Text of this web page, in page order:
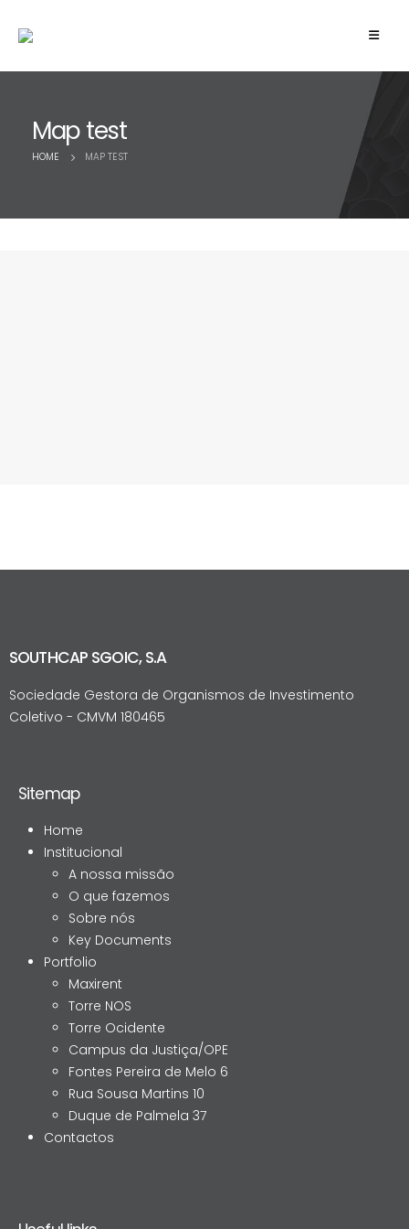
Map test
HOME MAP TEST
SOUTHCAP SGOIC, S.A
Sociedade Gestora de Organismos de Investimento
Coletivo - CMVM 180465
Sitemap
Home
Institucional
A nossa missão
O que fazemos
Sobre nós
Key Documents
Portfolio
Maxirent
Torre NOS
Torre Ocidente
Campus da Justiça/OPE
Fontes Pereira de Melo 6
Rua Sousa Martins 10
Duque de Palmela 37
Contactos